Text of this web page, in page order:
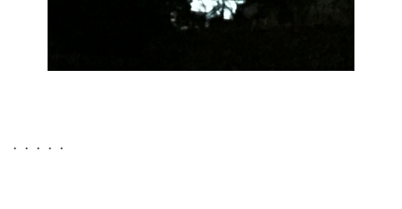
・・・・・